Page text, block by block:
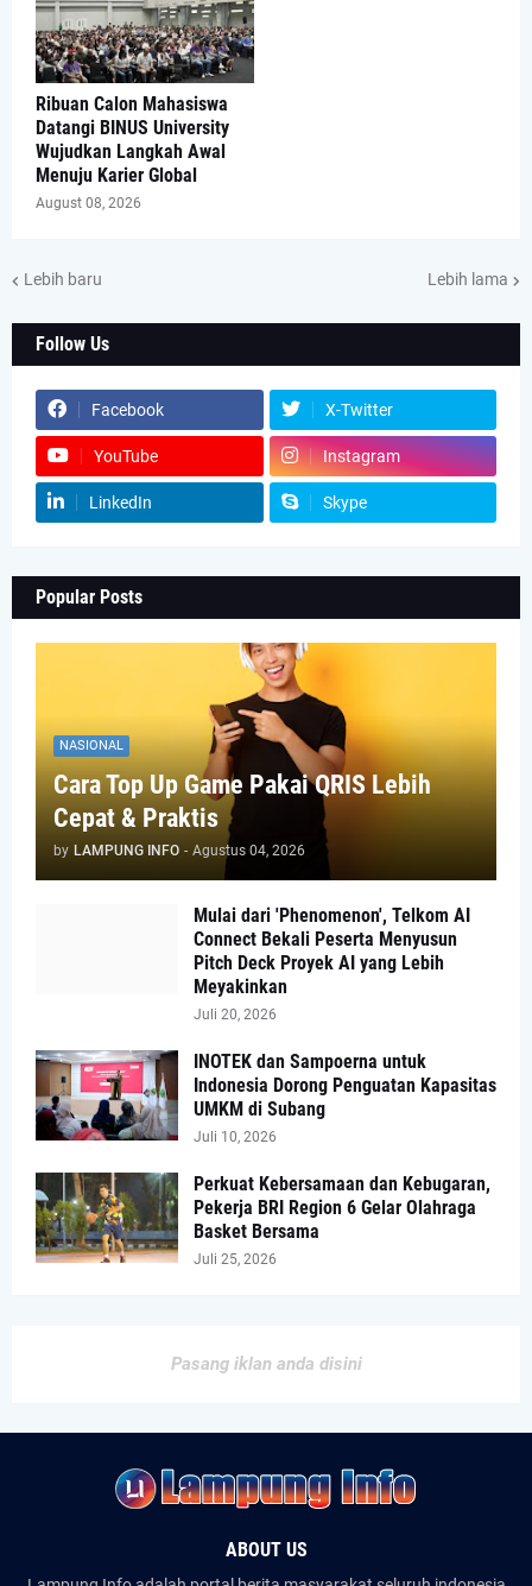
Ribuan Calon Mahasiswa
Datangi BINUS University
Wujudkan Langkah Awal
Menuju Karier Global
August 08, 2026
Lebih baru Lebih lama
Follow Us
Facebook X-Twitter
YouTube Instagram
LinkedIn Skype
Popular Posts
NASIONAL
Cara Top Up Game Pakai QRIS Lebih
Cepat & Praktis
by LAMPUNG INFO - Agustus 04, 2026
Mulai dari 'Phenomenon', Telkom AI
Connect Bekali Peserta Menyusun
Pitch Deck Proyek AI yang Lebih
Meyakinkan
Juli 20, 2026
INOTEK dan Sampoerna untuk
Indonesia Dorong Penguatan Kapasitas
UMKM di Subang
Juli 10, 2026
Perkuat Kebersamaan dan Kebugaran,
Pekerja BRI Region 6 Gelar Olahraga
Basket Bersama
Juli 25, 2026
Pasang iklan anda disini
ABOUT US